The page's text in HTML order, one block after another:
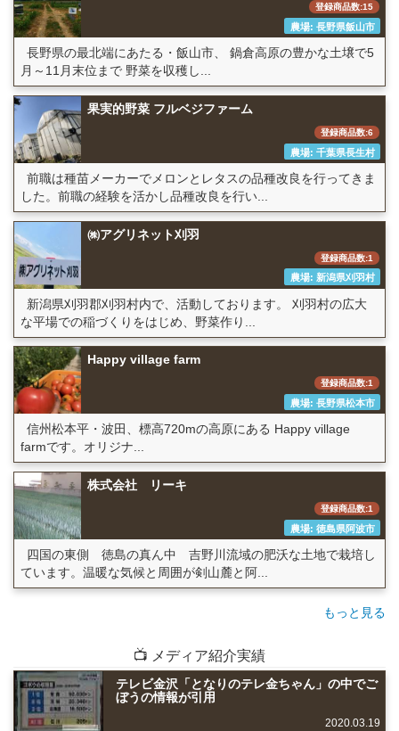
登録商品数:15
農場: 長野県飯山市
長野県の最北端にあたる・飯山市、 鍋倉高原の豊かな土壌で5
月～11月末位まで 野菜を収穫し...
果実的野菜 フルベジファーム
登録商品数:6
農場: 千葉県長生村
前職は種苗メーカーでメロンとレタスの品種改良を行ってきま
した。前職の経験を活かし品種改良を行い...
㈱アグリネット刈羽
登録商品数:1
農場: 新潟県刈羽村
新潟県刈羽郡刈羽村内で、活動しております。 刈羽村の広大
な平場での稲づくりをはじめ、野菜作り...
Happy village farm
登録商品数:1
農場: 長野県松本市
信州松本平・波田、標高720mの高原にある Happy village
farmです。オリジナ...
株式会社 リーキ
登録商品数:1
農場: 徳島県阿波市
四国の東側 徳島の真ん中 吉野川流域の肥沃な土地で栽培し
ています。温暖な気候と周囲が剣山麓と阿...
もっと見る
📺 メディア紹介実績
テレビ金沢「となりのテレ金ちゃん」の中でご
ぼうの情報が引用
2020.03.19